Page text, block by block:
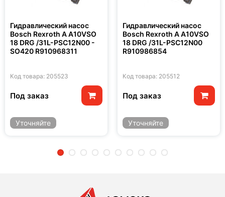
Гидравлический насос
Bosch Rexroth A A10VSO
18 DRG /31L-PSC12N00 -
SO420 R910968311
Код товара: 205523
Под заказ
Уточняйте
Гидравлический насос
Bosch Rexroth A A10VSO
18 DRG /31L-PSC12N00
R910986854
Код товара: 205512
Под заказ
Уточняйте